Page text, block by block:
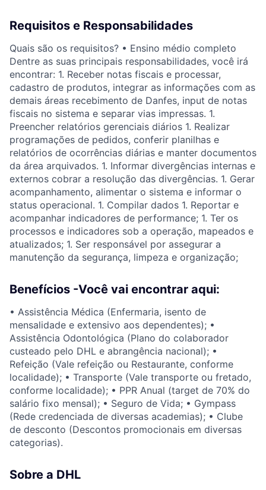
Requisitos e Responsabilidades
Quais são os requisitos? • Ensino médio completo
Dentre as suas principais responsabilidades, você irá
encontrar: 1. Receber notas fiscais e processar,
cadastro de produtos, integrar as informações com as
demais áreas recebimento de Danfes, input de notas
fiscais no sistema e separar vias impressas. 1.
Preencher relatórios gerenciais diários 1. Realizar
programações de pedidos, conferir planilhas e
relatórios de ocorrências diárias e manter documentos
da área arquivados. 1. Informar divergências internas e
externos cobrar a resolução das divergências. 1. Gerar
acompanhamento, alimentar o sistema e informar o
status operacional. 1. Compilar dados 1. Reportar e
acompanhar indicadores de performance; 1. Ter os
processos e indicadores sob a operação, mapeados e
atualizados; 1. Ser responsável por assegurar a
manutenção da segurança, limpeza e organização;
Benefícios -Você vai encontrar aqui:
• Assistência Médica (Enfermaria, isento de
mensalidade e extensivo aos dependentes); •
Assistência Odontológica (Plano do colaborador
custeado pelo DHL e abrangência nacional); •
Refeição (Vale refeição ou Restaurante, conforme
localidade); • Transporte (Vale transporte ou fretado,
conforme localidade); • PPR Anual (target de 70% do
salário fixo mensal); • Seguro de Vida; • Gympass
(Rede credenciada de diversas academias); • Clube
de desconto (Descontos promocionais em diversas
categorias).
Sobre a DHL